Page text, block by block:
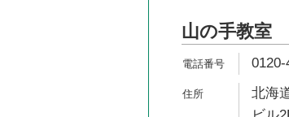
山の手教室
0120-
北海